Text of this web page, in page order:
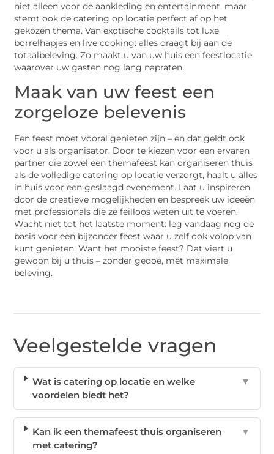
niet alleen voor de aankleding en entertainment, maar
stemt ook de catering op locatie perfect af op het
gekozen thema. Van exotische cocktails tot luxe
borrelhapjes en live cooking: alles draagt bij aan de
totaalbeleving. Zo maakt u van uw huis een feestlocatie
waarover uw gasten nog lang napraten.
Maak van uw feest een
zorgeloze belevenis
Een feest moet vooral genieten zijn – en dat geldt ook
voor u als organisator. Door te kiezen voor een ervaren
partner die zowel een themafeest kan organiseren thuis
als de volledige catering op locatie verzorgt, haalt u alles
in huis voor een geslaagd evenement. Laat u inspireren
door de creatieve mogelijkheden en bespreek uw ideeën
met professionals die ze feilloos weten uit te voeren.
Wacht niet tot het laatste moment: leg vandaag nog de
basis voor een bijzonder feest waar u zelf ook volop van
kunt genieten. Want het mooiste feest? Dat viert u
gewoon bij u thuis – zonder gedoe, mét maximale
beleving.
Veelgestelde vragen
Wat is catering op locatie en welke
voordelen biedt het?
▼
Kan ik een themafeest thuis organiseren
met catering?
▼